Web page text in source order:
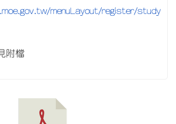
menuLayout/register/study
附檔